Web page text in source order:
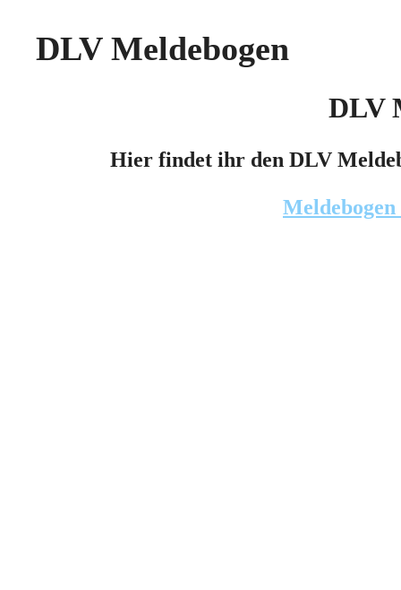
DLV Meldebogen
DLV
Hier findet ihr den DLV